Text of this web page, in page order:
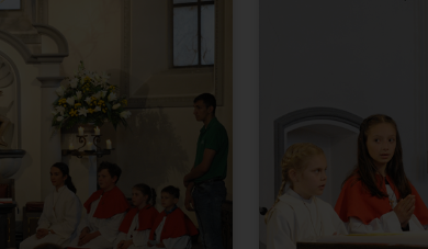
zu unterscheiden.
verwendet.
zu unterscheiden.